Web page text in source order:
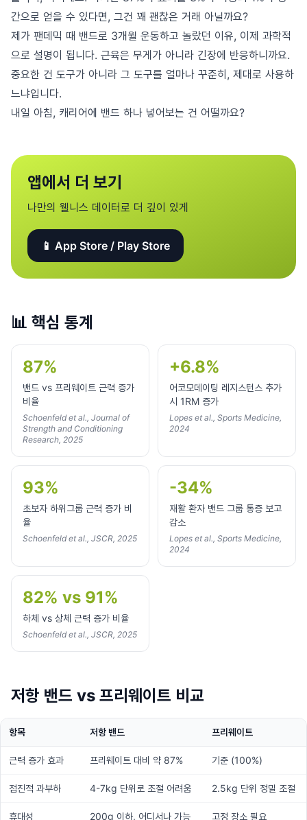
간으로 얻을 수 있다면, 그건 꽤 괜찮은 거래 아닐까요?
제가 팬데믹 때 밴드로 3개월 운동하고 놀랐던 이유, 이제 과학적
으로 설명이 됩니다. 근육은 무게가 아니라 긴장에 반응하니까요.
중요한 건 도구가 아니라 그 도구를 얼마나 꾸준히, 제대로 사용하
느냐입니다.
내일 아침, 캐리어에 밴드 하나 넣어보는 건 어떨까요?
앱에서 더 보기
나만의 웰니스 데이터로 더 깊이 있게
📱 App Store / Play Store
📊 핵심 통계
87%
밴드 vs 프리웨이트 근력 증가
비율
Schoenfeld et al., Journal of
Strength and Conditioning
Research, 2025
+6.8%
어코모데이팅 레지스턴스 추가
시 1RM 증가
Lopes et al., Sports Medicine,
2024
93%
초보자 하위그룹 근력 증가 비
율
Schoenfeld et al., JSCR, 2025
-34%
재활 환자 밴드 그룹 통증 보고
감소
Lopes et al., Sports Medicine,
2024
82% vs 91%
하체 vs 상체 근력 증가 비율
Schoenfeld et al., JSCR, 2025
저항 밴드 vs 프리웨이트 비교
항목 저항 밴드 프리웨이트
근력 증가 효과 프리웨이트 대비 약 87% 기준 (100%)
점진적 과부하 4-7kg 단위로 조절 어려움 2.5kg 단위 정밀 조절
휴대성 200g 이하, 어디서나 가능 고정 장소 필요